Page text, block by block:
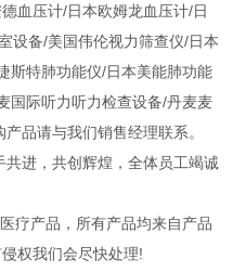
血压计/日本欧姆龙血压计/日
设备/美国伟伦视力筛查仪/日本
斯特肺功能仪/日本美能肺功能
国际听力听力检查设备/丹麦麦
品请与我们销售经理联系。
进，共创辉煌，全体员工竭诚
疗产品，所有产品均来自产品
权我们会尽快处理!